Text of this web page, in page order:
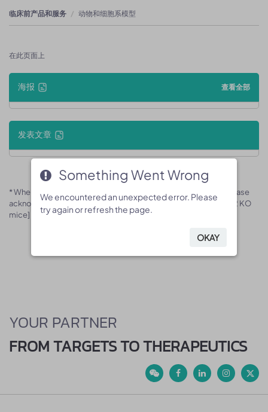
临床前产品和服务 动物和细胞系模型
在此页面上
海报 查看全部
发表文章
* When publishing results obtained using this animal model, please
acknowledge the source as follows: The animal model [B-Trpv2 KO
mice] (Cat# 170360) was purchased from Biocytogen.
YOUR PARTNER
FROM TARGETS TO THERAPEUTICS
Something Went Wrong
We encountered an unexpected error. Please
try again or refresh the page.
OKAY
Something Went Wrong
We encountered an unexpected error. Please
try again or refresh the page.
OKAY